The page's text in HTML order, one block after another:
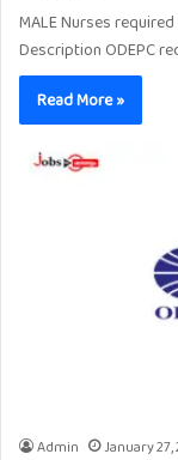
MALE Nurses
Description ODEPC
Read More »
Admin January